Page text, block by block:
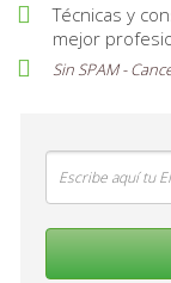
Técnicas y
mejor
Sin SPAM -